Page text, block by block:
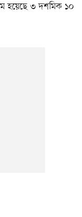
হয়েছে ৩ দশমিক ১০